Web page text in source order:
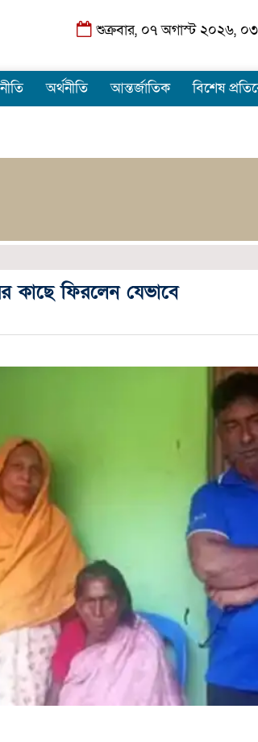
শুক্রবার, ০৭ অগাস্ট ২০২৬,
অর্থনীতি আন্তর্জাতিক বিশেষ
কাছে ফিরলেন যেভাবে